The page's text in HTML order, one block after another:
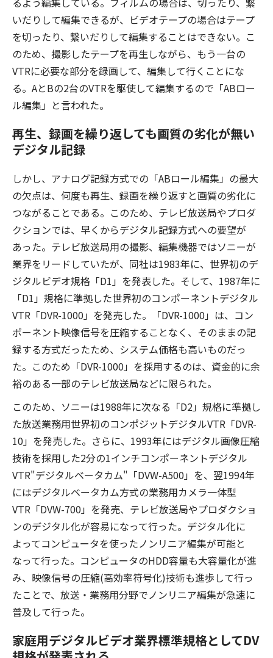
いだりして編集できるが、ビデオテープの場合はテープ
を切ったり、繋いだりして編集することはできない。こ
のため、撮影したテープを再生しながら、もう一台の
VTRに必要な部分を録画して、編集して行くことにな
る。AとBの2台のVTRを駆使して編集するので「ABロー
ル編集」と言われた。
再生、録画を繰り返しても画質の劣化が無い
デジタル記録
しかし、アナログ記録方式での「ABロール編集」の最大
の欠点は、何度も再生、録画を繰り返すと画質の劣化に
つながることである。このため、テレビ放送局やプロダ
クションでは、早くからデジタル記録方式への要望が
あった。テレビ放送局用の撮影、編集機器ではソニーが
業界をリードしていたが、同社は1983年に、世界初のデ
ジタルビデオ規格「D1」を発表した。そして、1987年に
「D1」規格に準拠した世界初のコンポーネントデジタル
VTR「DVR-1000」を発売した。「DVR-1000」は、コン
ポーネント映像信号を圧縮することなく、そのままの記
録する方式だったため、システム価格も高いものだっ
た。このため「DVR-1000」を採用するのは、資金的に余
裕のある一部のテレビ放送局などに限られた。
このため、ソニーは1988年に次なる「D2」規格に準拠し
た放送業務用世界初のコンポジットデジタルVTR「DVR-
10」を発売した。さらに、1993年にはデジタル画像圧縮
技術を採用した2分の1インチコンポーネントデジタル
VTR"デジタルベータカム"「DVW-A500」を、翌1994年
にはデジタルベータカム方式の業務用カメラ一体型
VTR「DVW-700」を発売、テレビ放送局やプロダクショ
ンのデジタル化が容易になって行った。デジタル化に
よってコンピュータを使ったノンリニア編集が可能と
なって行った。コンピュータのHDD容量も大容量化が進
み、映像信号の圧縮(高効率符号化)技術も進歩して行っ
たことで、放送・業務用分野でノンリニア編集が急速に
普及して行った。
家庭用デジタルビデオ業界標準規格としてDV